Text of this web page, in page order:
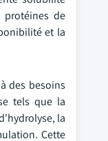
protéines de
et la
des besoins
tels que la
la
Cette